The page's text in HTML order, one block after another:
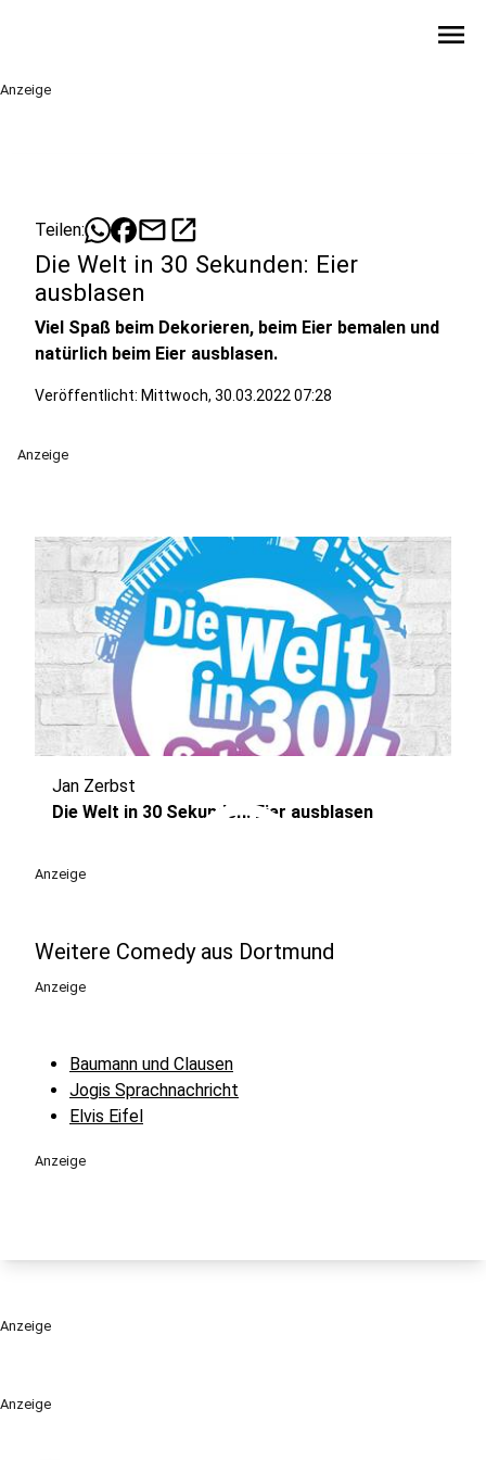
menu
Anzeige
Anzeige
Teilen: mailopen_in_new
Die Welt in 30 Sekunden: Eier
ausblasen
Viel Spaß beim Dekorieren, beim Eier bemalen und
natürlich beim Eier ausblasen.
Veröffentlicht: Mittwoch, 30.03.2022 07:28
Anzeige
play_circle
Jan Zerbst
Die Welt in 30 Sekunden: Eier ausblasen
Anzeige
Weitere Comedy aus Dortmund
Anzeige
Baumann und Clausen
Jogis Sprachnachricht
Elvis Eifel
Anzeige
Anzeige